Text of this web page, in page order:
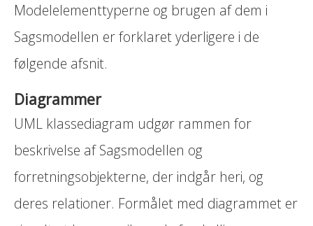
Modelelementtyperne og brugen af dem i
Sagsmodellen er forklaret yderligere i de
følgende afsnit.
Diagrammer
UML klassediagram udgør rammen for
beskrivelse af Sagsmodellen og
forretningsobjekterne, der indgår heri, og
deres relationer. Formålet med diagrammet er